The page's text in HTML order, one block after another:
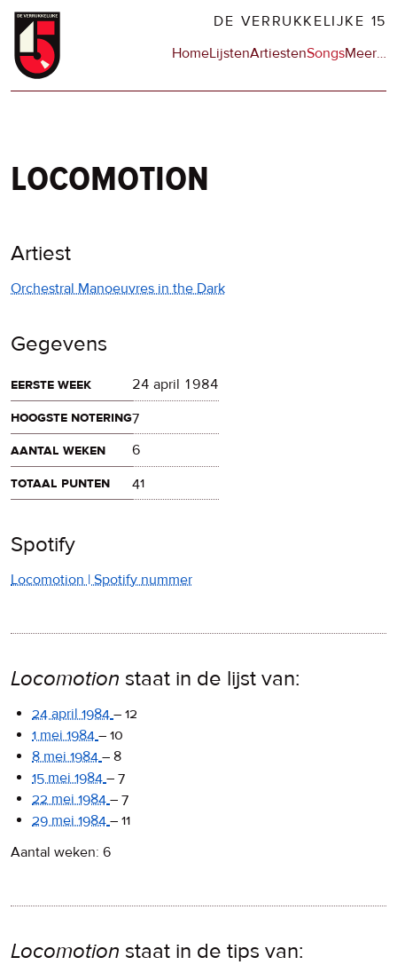
Overslaan
naar
DE VERRUKKELIJKE 15
Hoofdnavigatie
HomeLijstenArtiestenSongsMeerop
…
locomotion
Artiest
Orchestral Manoeuvres in the Dark
Gegevens
eerste week
24 april 1984
hoogste notering7
aantal weken
6
totaal punten
41
Spotify
Locomotion | Spotify nummer
Locomotion staat in de lijst van:
24 april 1984 – 12
1 mei 1984 – 10
8 mei 1984 – 8
15 mei 1984 – 7
22 mei 1984 – 7
29 mei 1984 – 11
Aantal weken: 6
Locomotion staat in de tips van: